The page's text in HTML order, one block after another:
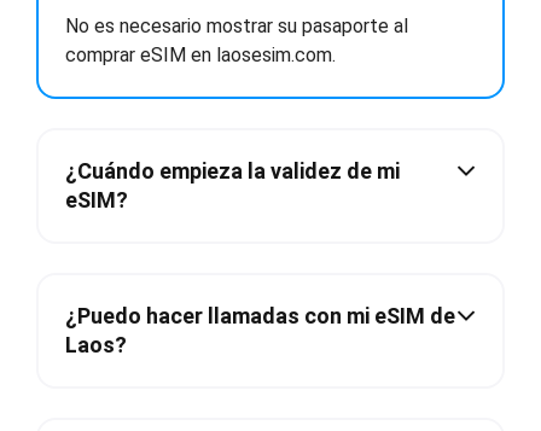
No es necesario mostrar su pasaporte al
comprar eSIM en laosesim.com.
¿Cuándo empieza la validez de mi
eSIM?
¿Puedo hacer llamadas con mi eSIM de
Laos?